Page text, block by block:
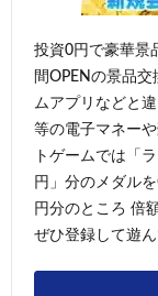
投資0円で豪華景
間OPENの景品
ムアプリなどと
等の電子マネー
トゲームでは「
円」分のメダル
円分のところ 倍
ぜひ登録して遊ん